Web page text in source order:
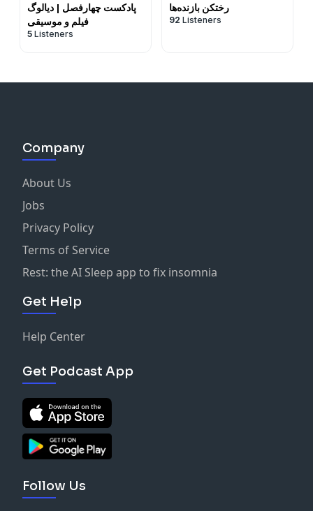
پادکست چهارفصل | دیالوگ
فیلم و موسیقی
5 Listeners
رختکن بازنده‌ها
92 Listeners
Company
About Us
Jobs
Privacy Policy
Terms of Service
Rest: the AI Sleep app to fix insomnia
Get Help
Help Center
Get Podcast App
Follow Us